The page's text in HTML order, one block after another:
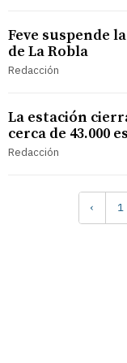
Feve suspende
de La Robla
Redacción
La estación
cerca de 43.000
Redacción
‹ 1